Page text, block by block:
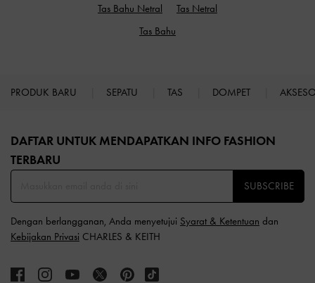
Tas Bahu Netral
Tas Netral
Tas Bahu
PRODUK BARU SEPATU TAS DOMPET
DAFTAR UNTUK MENDAPATKAN INFO FASHION
TERBARU​
SUBSCRIBE
Dengan berlangganan, Anda menyetujui Syarat & Ketentuan dan
Kebijakan Privasi CHARLES & KEITH